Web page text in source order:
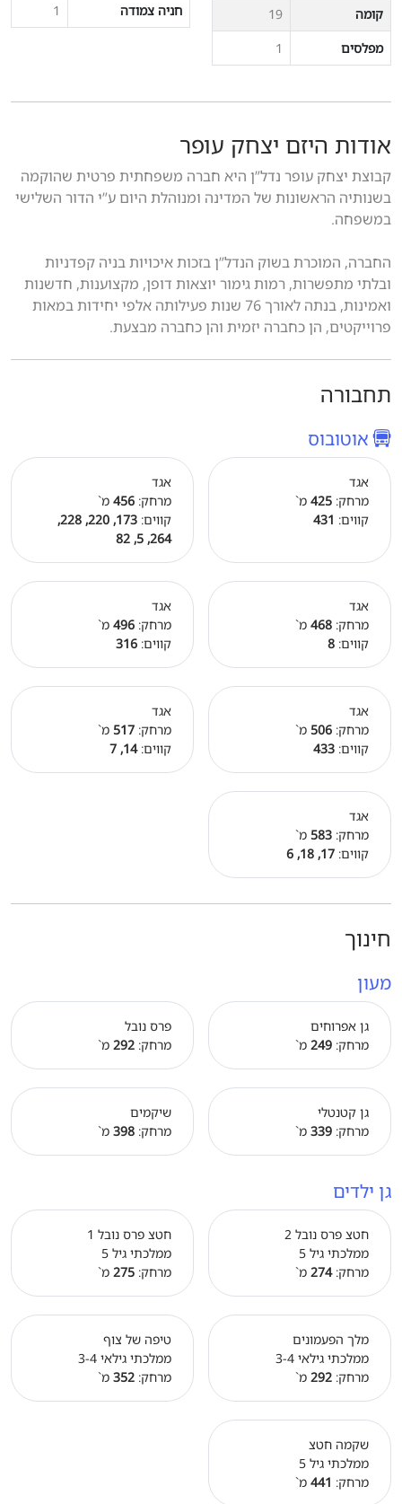
קומה
19
מפלסים
1
חניה צמודה
1
אודות היזם יצחק עופר
קבוצת יצחק עופר נדל”ן היא חברה משפחתית פרטית שהוקמה
בשנותיה הראשונות של המדינה ומנוהלת היום ע”י הדור השלישי
במשפחה.
החברה, המוכרת בשוק הנדל”ן בזכות איכויות בניה קפדניות
ובלתי מתפשרות, רמות גימור יוצאות דופן, מקצוענות, חדשנות
ואמינות, בנתה לאורך 76 שנות פעילותה אלפי יחידות במאות
פרוייקטים, הן כחברה יזמית והן כחברה מבצעת.
תחבורה
אוטובוס
אגד
מרחק: 425 מ`
קווים: 431
אגד
מרחק: 456 מ`
קווים:
173, 220, 228,
264, 5, 82
אגד
מרחק: 468 מ`
קווים: 8
אגד
מרחק: 496 מ`
קווים: 316
אגד
מרחק: 506 מ`
קווים: 433
אגד
מרחק: 517 מ`
קווים:14, 7
אגד
מרחק: 583 מ`
קווים: 17, 18, 6
חינוך
מעון
גן אפרוחים
מרחק: 249 מ`
פרס נובל
מרחק: 292 מ`
גן קטנטלי
מרחק: 339 מ`
שיקמים
מרחק: 398 מ`
גן ילדים
חטצ פרס נובל 2
ממלכתי גיל 5
מרחק:274 מ`
חטצ פרס נובל 1
ממלכתי גיל 5
מרחק: 275 מ`
מלך הפעמונים
ממלכתי גילאי 3-4
מרחק: 292 מ`
טיפה של צוף
ממלכתי גילאי 3-4
מרחק: 352 מ`
שקמה חטצ
ממלכתי גיל 5
מרחק: 441 מ`